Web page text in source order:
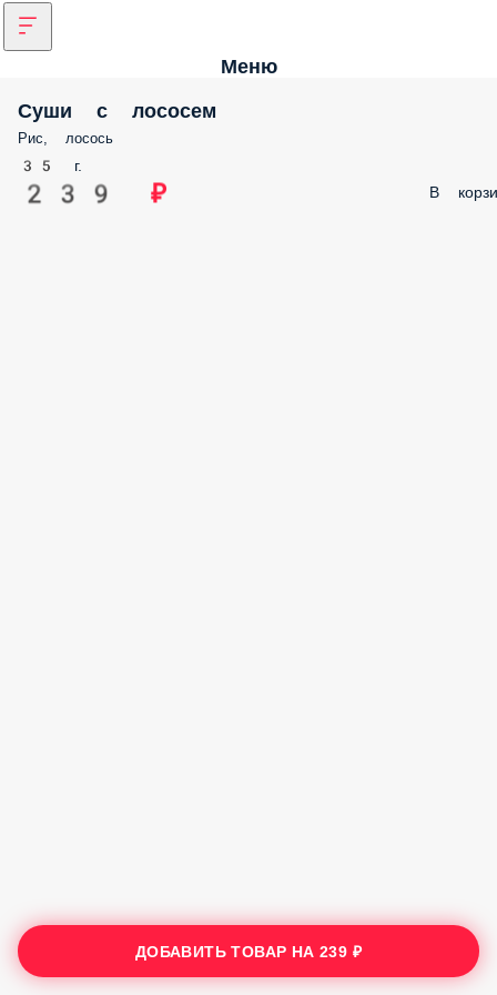
Меню
Суши с лососем
Рис, лосось
35 г.
239 ₽ В
ДОБАВИТЬ ТОВАР НА239 ₽